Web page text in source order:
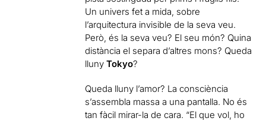
Un univers fet a mida, sobre
l’arquitectura invisible de la seva veu.
Però, és la seva veu? El seu món? Quina
distància el separa d’altres mons? Queda
llunyTokyo?
Queda lluny l’amor? La consciència
s’assembla massa a una pantalla. No és
tan fàcil mirar-la de cara. “El que vol, ho